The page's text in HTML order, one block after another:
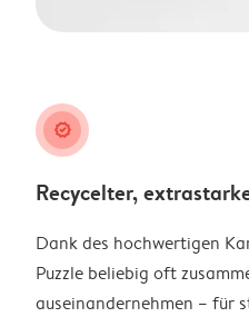
guarantee
Recycelter,
Dank des hochwertigen
Puzzle beliebig oft
auseinandernehmen – für